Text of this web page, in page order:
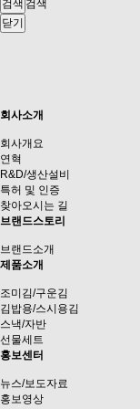
검색
닫기
회사소개
회사개요
연혁
R&D/생산설비
특허 및 인증
찾아오시는 길
브랜드스토리
브랜드소개
제품소개
조미김/구운김
김밥용/스시용김
스낵/자반
선물세트
홍보센터
뉴스/보도자료
홍보영상